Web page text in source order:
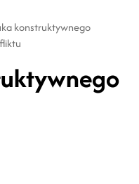
konstruktywnego